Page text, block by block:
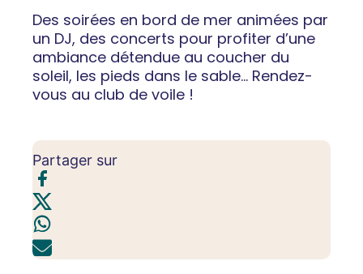
Des soirées en bord de mer animées par
un DJ, des concerts pour profiter d’une
ambiance détendue au coucher du
soleil, les pieds dans le sable... Rendez-
vous au club de voile !
Partager sur